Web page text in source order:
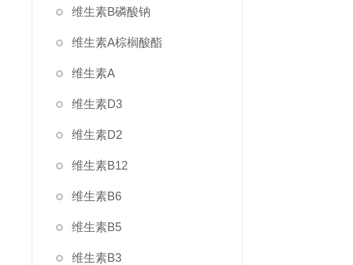
维生素B磷酸钠
维生素A棕榈酸酯
维生素A
维生素D3
维生素D2
维生素B12
维生素B6
维生素B5
维生素B3